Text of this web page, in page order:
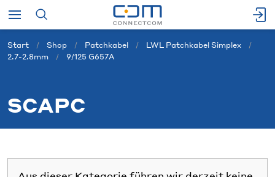
Start Shop Patchkabel
LWL Patchkabel Simplex
2.7-2.8mm
9/125 G657A
SCAPC